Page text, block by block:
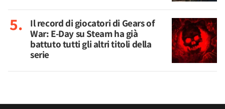
Il record di giocatori di Gears of
War: E-Day su Steam ha già
battuto tutti gli altri titoli della
serie